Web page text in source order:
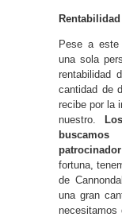
Pese a
una sola
rentabilidad
cantidad de
recibe por la
nuestro.
fortuna,
de
una gran
necesitamos